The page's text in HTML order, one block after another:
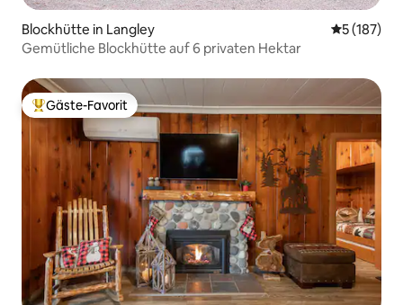
Blockhütte in Langley
5 (187)
Gemütliche Blockhütte auf 6 privaten Hektar
Beliebter Gäste-Favorit.
Gäste-Favorit